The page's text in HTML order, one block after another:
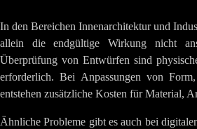
In den Bereichen Innenarchitektur und
allein die endgültige Wirkung nicht
Überprüfung von Entwürfen sind
erforderlich. Bei Anpassungen von
entstehen zusätzliche Kosten für Material,
Ähnliche Probleme gibt es auch bei